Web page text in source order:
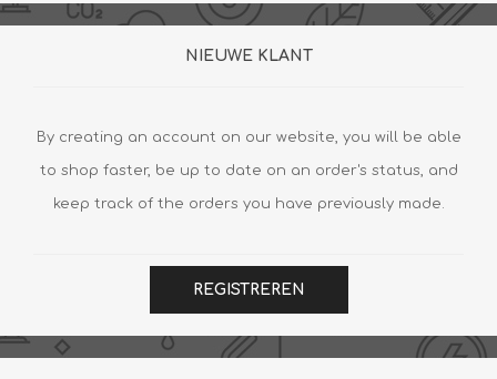
NIEUWE KLANT
By creating an account on our website, you will be able
to shop faster, be up to date on an order's status, and
keep track of the orders you have previously made.
REGISTREREN